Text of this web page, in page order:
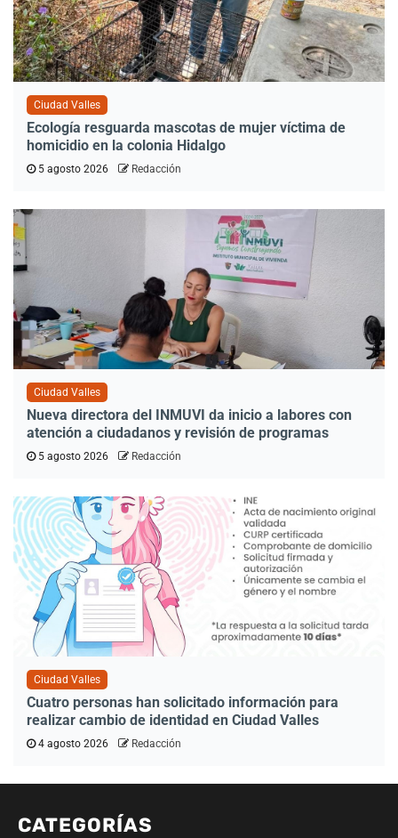
Ciudad Valles
Ecología resguarda mascotas de mujer víctima de
homicidio en la colonia Hidalgo
5 agosto 2026 Redacción
Ciudad Valles
Nueva directora del INMUVI da inicio a labores con
atención a ciudadanos y revisión de programas
5 agosto 2026 Redacción
Ciudad Valles
Cuatro personas han solicitado información para
realizar cambio de identidad en Ciudad Valles
4 agosto 2026 Redacción
CATEGORÍAS